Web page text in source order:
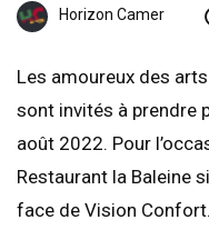
Horizon Camer
Les amoureux des
sont invités à prendre
août 2022. Pour
Restaurant la Baleine
face de Vision